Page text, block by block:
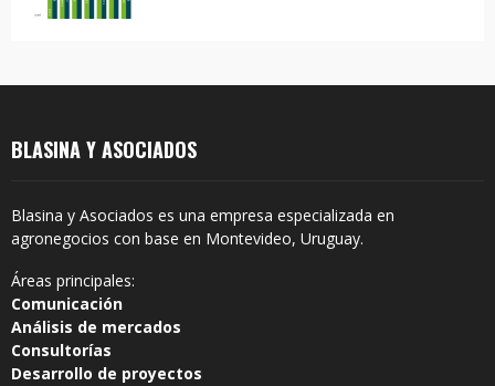
BLASINA Y ASOCIADOS
Blasina y Asociados es una empresa especializada en
agronegocios con base en Montevideo, Uruguay.
Áreas principales:
Comunicación
Análisis de mercados
Consultorías
Desarrollo de proyectos